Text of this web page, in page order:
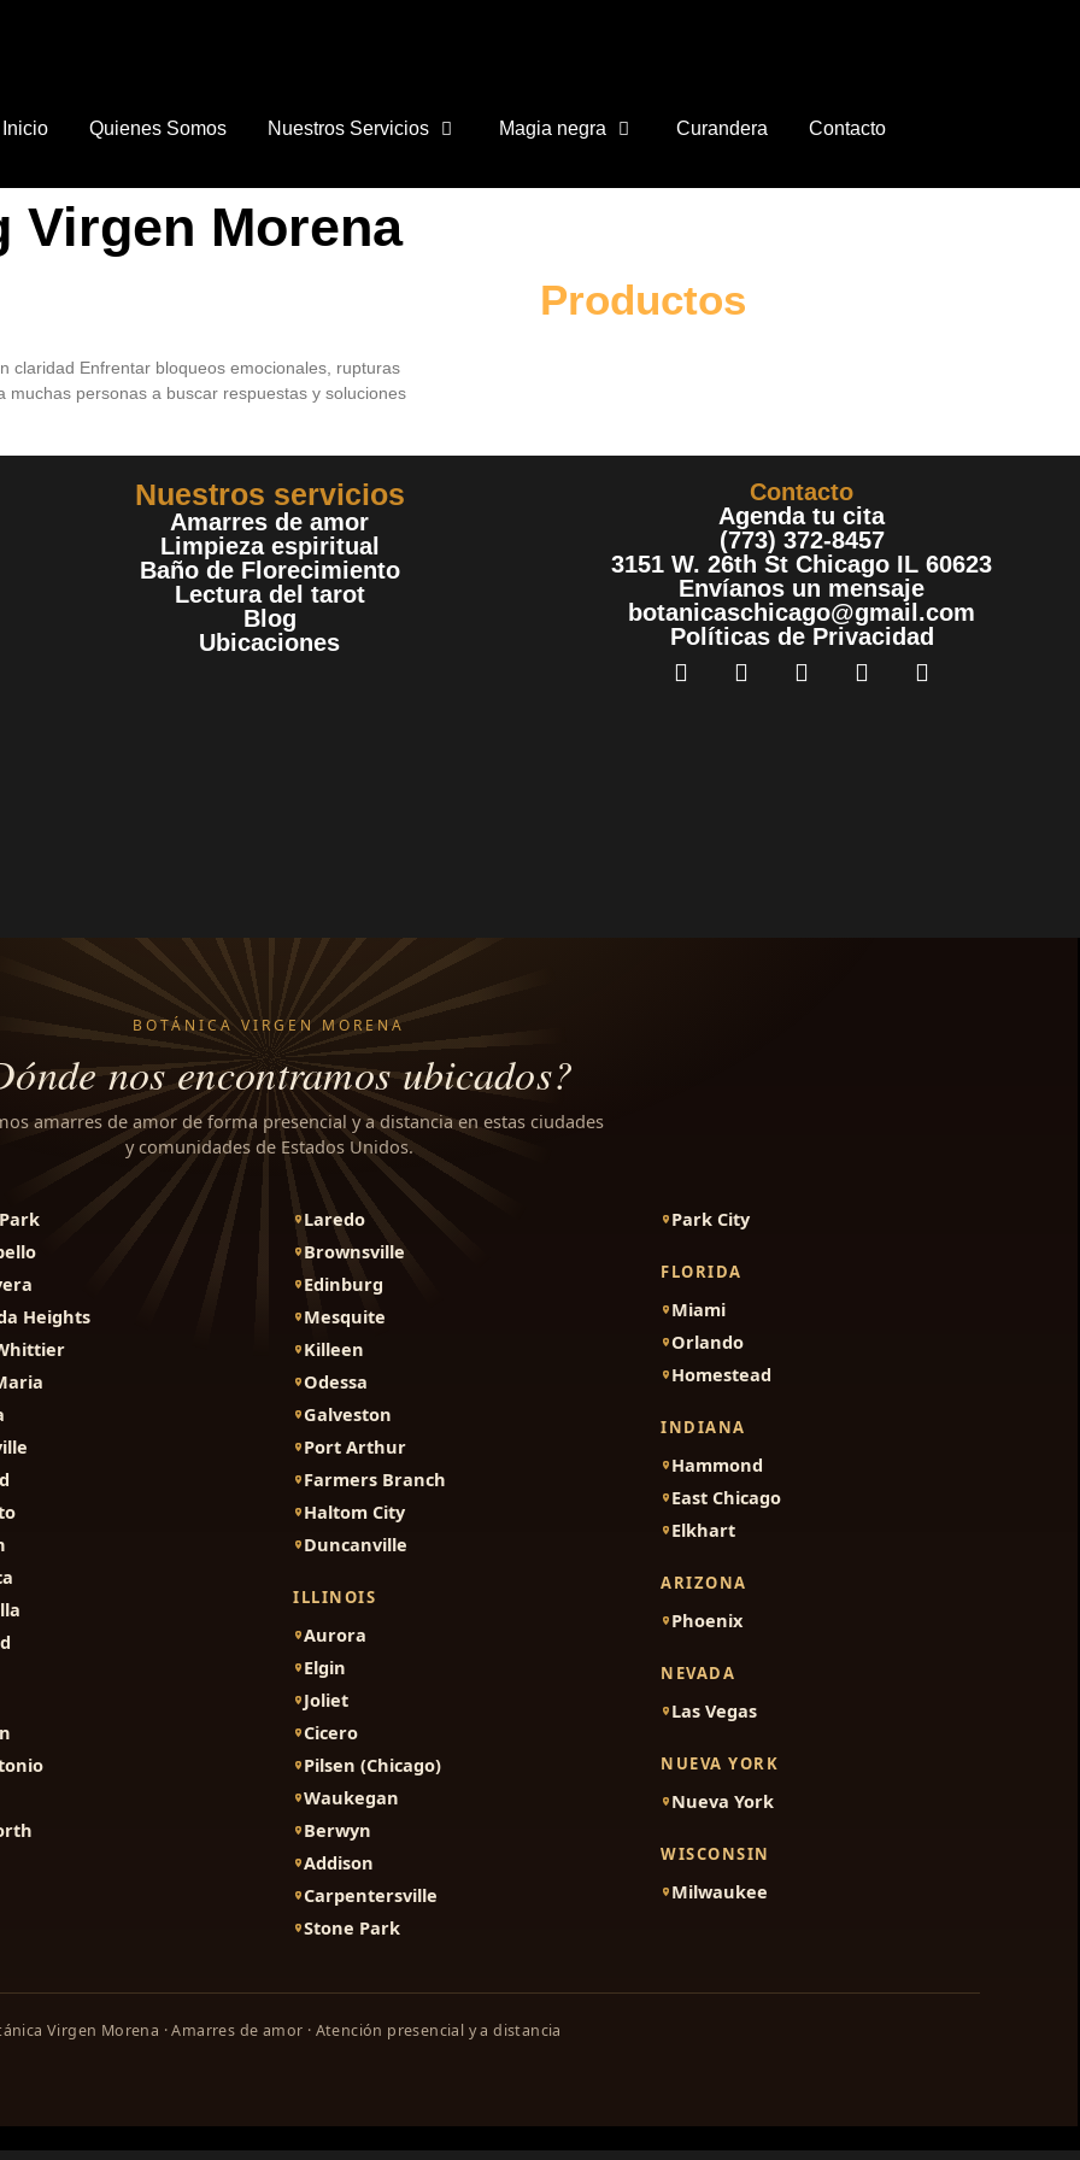
Inicio Quienes Somos Nuestros Servicios Magia negra Curandera Contacto
Virgen Morena
claridad Enfrentar bloqueos emocionales, rupturas
personas a buscar respuestas y soluciones
Productos
Nuestros servicios
Amarres de amor
Limpieza espiritual
Baño de Florecimiento
Lectura del tarot
Blog
Ubicaciones
Contacto
Agenda tu cita
(773) 372-8457
3151 W. 26th St Chicago IL 60623
Envíanos un mensaje
botanicaschicago@gmail.com
Políticas de Privacidad
BOTÁNICA VIRGEN MORENA
nos encontramos ubicados?
amarres de amor de forma presencial y a distancia en estas ciudades
y comunidades de Estados Unidos.
Heights
Laredo
Brownsville
Edinburg
Mesquite
Killeen
Odessa
Galveston
Port Arthur
Farmers Branch
Haltom City
Duncanville
ILLINOIS
Aurora
Elgin
Joliet
Cicero
Pilsen (Chicago)
Waukegan
Berwyn
Addison
Carpentersville
Stone Park
Park City
FLORIDA
Miami
Orlando
Homestead
INDIANA
Hammond
East Chicago
Elkhart
ARIZONA
Phoenix
NEVADA
Las Vegas
NUEVA YORK
Nueva York
WISCONSIN
Milwaukee
Virgen Morena · Amarres de amor · Atención presencial y a distancia